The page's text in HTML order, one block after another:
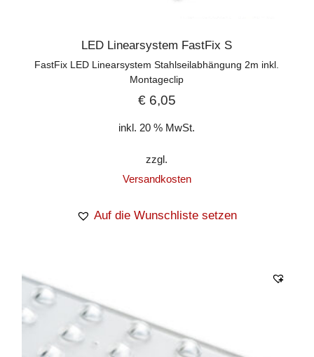
LED Linearsystem FastFix S
FastFix LED Linearsystem Stahlseilabhängung 2m inkl.
Montageclip
€6,05
inkl. 20 % MwSt.
zzgl.
Versandkosten
Auf die Wunschliste setzen